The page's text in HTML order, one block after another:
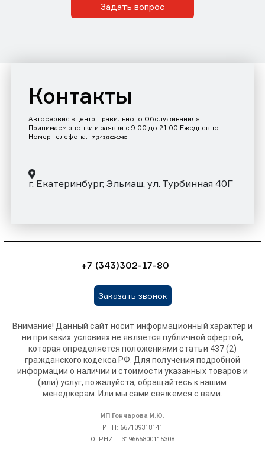
Задать вопрос
Контакты
Автосервис «Центр Правильного Обслуживания»
Принимаем звонки и заявки с 9:00 до 21:00 Ежедневно
Номер телефона: +7 (343)302-17-80
г. Екатеринбург, Эльмаш, ул. Турбинная 40Г
+7 (343)302-17-80
Заказать звонок
Внимание! Данный сайт носит информационный характер и
ни при каких условиях не является публичной офертой,
которая определяется положениями статьи 437 (2)
гражданского кодекса РФ. Для получения подробной
информации о наличии и стоимости указанных товаров и
(или) услуг, пожалуйста, обращайтесь к нашим
менеджерам. Или мы сами свяжемся с вами.
ИП Гончарова И.Ю.
ИНН: 667109318141
ОГРНИП: 319665800115308